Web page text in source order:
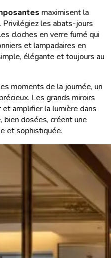
maximisent la
les abats-jours
cloches en verre fumé qui
et lampadaires en
élégante et toujours au
moments de la journée, un
Les grands miroirs
amplifier la lumière dans
, bien dosées, créent une
et sophistiquée.